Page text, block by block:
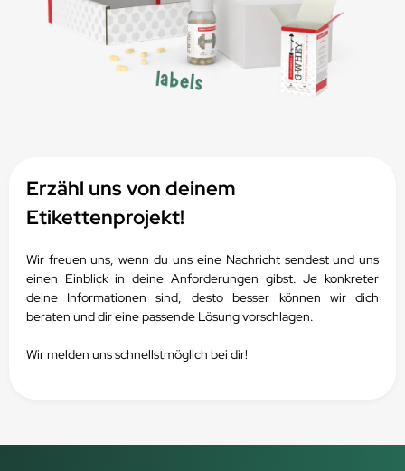
Erzähl uns von deinem
Etikettenprojekt!
Wir freuen uns, wenn du uns eine Nachricht sendest und uns
einen Einblick in deine Anforderungen gibst.Je konkreter
deine Informationen sind, desto besser können wir dich
beraten und dir eine passende Lösung vorschlagen.
Wir melden uns schnellstmöglich bei dir!